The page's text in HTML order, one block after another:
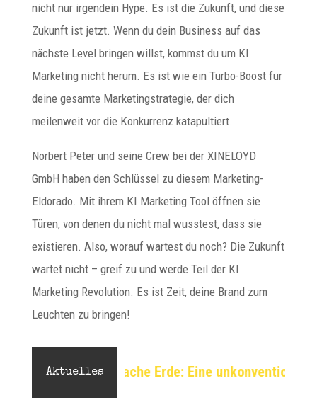
nicht nur irgendein Hype. Es ist die Zukunft, und diese
Zukunft ist jetzt. Wenn du dein Business auf das
nächste Level bringen willst, kommst du um KI
Marketing nicht herum. Es ist wie ein Turbo-Boost für
deine gesamte Marketingstrategie, der dich
meilenweit vor die Konkurrenz katapultiert.
Norbert Peter und seine Crew bei der XINELOYD
GmbH haben den Schlüssel zu diesem Marketing-
Eldorado. Mit ihrem KI Marketing Tool öffnen sie
Türen, von denen du nicht mal wusstest, dass sie
existieren. Also, worauf wartest du noch? Die Zukunft
wartet nicht – greif zu und werde Teil der KI
Marketing Revolution. Es ist Zeit, deine Brand zum
Leuchten zu bringen!
Aktuelles
Erde: Eine unkonventionelle Perspektive auf